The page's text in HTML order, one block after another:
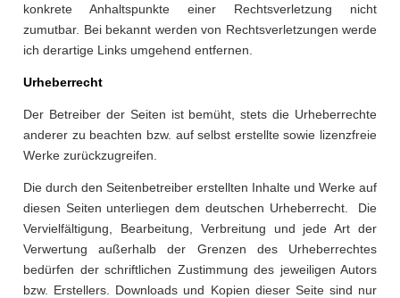
konkrete Anhaltspunkte einer Rechtsverletzung nicht
zumutbar. Bei bekannt werden von Rechtsverletzungen werde
ich derartige Links umgehend entfernen.
Urheberrecht
Der Betreiber der Seiten ist bemüht, stets die Urheberrechte
anderer zu beachten bzw. auf selbst erstellte sowie lizenzfreie
Werke zurückzugreifen.
Die durch den Seitenbetreiber erstellten Inhalte und Werke auf
diesen Seiten unterliegen dem deutschen Urheberrecht. Die
Vervielfältigung, Bearbeitung, Verbreitung und jede Art der
Verwertung außerhalb der Grenzen des Urheberrechtes
bedürfen der schriftlichen Zustimmung des jeweiligen Autors
bzw. Erstellers. Downloads und Kopien dieser Seite sind nur